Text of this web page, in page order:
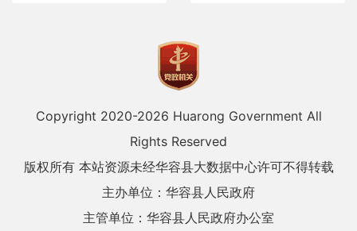
Copyright 2020-2026 Huarong Government All
Rights Reserved
版权所有 本站资源未经华容县大数据中心许可不得转载
主办单位：华容县人民政府
主管单位：华容县人民政府办公室